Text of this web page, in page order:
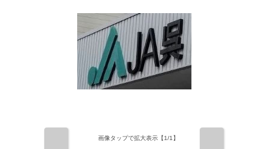
画像タップで拡大表示【1/1】